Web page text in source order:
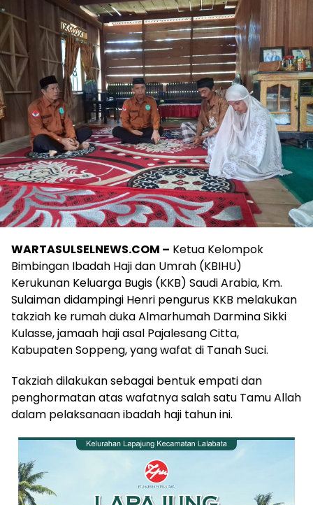
WARTASULSELNEWS.COM – Ketua Kelompok
Bimbingan Ibadah Haji dan Umrah (KBIHU)
Kerukunan Keluarga Bugis (KKB) Saudi Arabia, Km.
Sulaiman didampingi Henri pengurus KKB melakukan
takziah ke rumah duka Almarhumah Darmina Sikki
Kulasse, jamaah haji asal Pajalesang Citta,
Kabupaten Soppeng, yang wafat di Tanah Suci.
Takziah dilakukan sebagai bentuk empati dan
penghormatan atas wafatnya salah satu Tamu Allah
dalam pelaksanaan ibadah haji tahun ini.